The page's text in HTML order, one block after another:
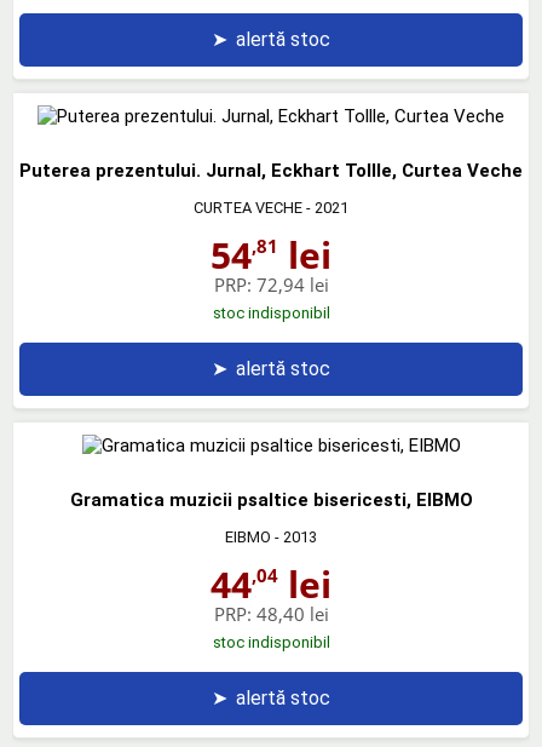
➤ alertă stoc
Puterea prezentului. Jurnal, Eckhart Tollle, Curtea Veche
CURTEA VECHE - 2021
54,81 lei
PRP: 72,94 lei
stoc indisponibil
➤ alertă stoc
Gramatica muzicii psaltice bisericesti, EIBMO
EIBMO - 2013
44,04 lei
PRP: 48,40 lei
stoc indisponibil
➤ alertă stoc